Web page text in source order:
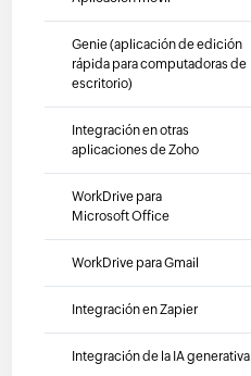
Genie (aplicación de edición
rápida para computadoras de
escritorio)
Integración en otras
aplicaciones de Zoho
WorkDrive para
Microsoft Office
WorkDrive para Gmail
Integración en Zapier
Integración de la IA generativa